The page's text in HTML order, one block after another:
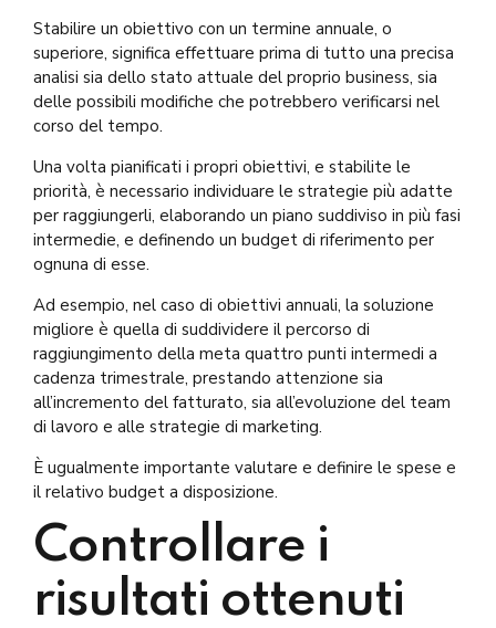
Stabilire un obiettivo con un termine annuale, o
superiore, significa effettuare prima di tutto una precisa
analisi sia dello stato attuale del proprio business, sia
delle possibili modifiche che potrebbero verificarsi nel
corso del tempo.
Una volta pianificati i propri obiettivi, e stabilite le
priorità, è necessario individuare le strategie più adatte
per raggiungerli, elaborando un piano suddiviso in più fasi
intermedie, e definendo un budget di riferimento per
ognuna di esse.
Ad esempio, nel caso di obiettivi annuali, la soluzione
migliore è quella di suddividere il percorso di
raggiungimento della meta quattro punti intermedi a
cadenza trimestrale, prestando attenzione sia
all’incremento del fatturato, sia all’evoluzione del team
di lavoro e alle strategie di marketing.
È ugualmente importante valutare e definire le spese e
il relativo budget a disposizione.
Controllare i
risultati ottenuti